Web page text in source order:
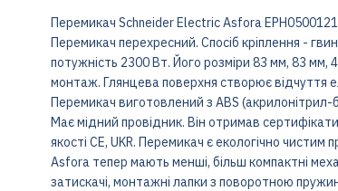
Перемикач Schneider Electric Asfora
Перемикач перехресний. Спосіб кріплення -
потужність 2300 Вт. Його розміри 83 мм, 83
монтаж. Глянцева поверхня створює відчуття
Перемикач виготовлений з ABS
Має мідний провідник. Він отримав
якості CE, UKR. Перемикач є екологічно
Asfora тепер мають менші, більш компактні
затискачі, монтажні лапки з поворотною